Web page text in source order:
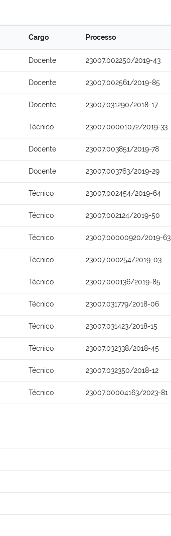
Cargo Processo
Docente 23007.002250/2019-43
Docente 23007.002561/2019-85
Docente 23007.031290/2018-17
Técnico 23007.00001072/2019-33
Docente 23007.003851/2019-78
Docente 23007.003763/2019-29
Técnico 23007.002454/2019-64
Técnico 23007.002124/2019-50
Técnico 23007.00000920/2019-63
Técnico 23007.000254/2019-03
Técnico 23007.000136/2019-85
Técnico 23007.031779/2018-06
Técnico 23007.031423/2018-15
Técnico 23007.032338/2018-45
Técnico 23007.032350/2018-12
Técnico 23007.00004163/2023-81